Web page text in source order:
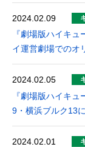
2024.02.09
『劇場版ハイキ
イ運営劇場でのオ
2024.02.05
『劇場版ハイキ
9・横浜ブルク13
2024.02.01